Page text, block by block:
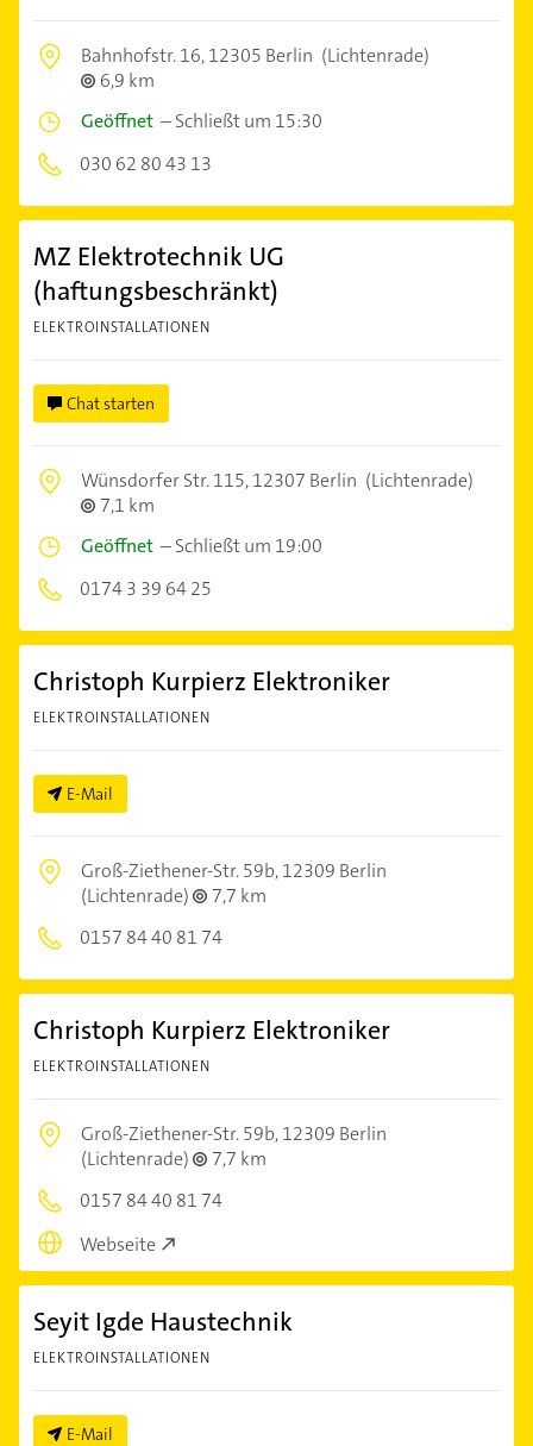
Bahnhofstr. 16,12305 Berlin (Lichtenrade)
6,9 km
Geöffnet –Schließt um 15:30
030 62 80 43 13
MZ Elektrotechnik UG
(haftungsbeschränkt)
ELEKTROINSTALLATIONEN
Chat starten
Wünsdorfer Str. 115,12307 Berlin (Lichtenrade)
7,1 km
Geöffnet –Schließt um 19:00
0174 3 39 64 25
Christoph Kurpierz Elektroniker
ELEKTROINSTALLATIONEN
E-Mail
Groß-Ziethener-Str. 59b,12309 Berlin
(Lichtenrade)
7,7 km
0157 84 40 81 74
Christoph Kurpierz Elektroniker
ELEKTROINSTALLATIONEN
Groß-Ziethener-Str. 59b,12309 Berlin
(Lichtenrade)
7,7 km
0157 84 40 81 74
Webseite
Seyit Igde Haustechnik
ELEKTROINSTALLATIONEN
E-Mail